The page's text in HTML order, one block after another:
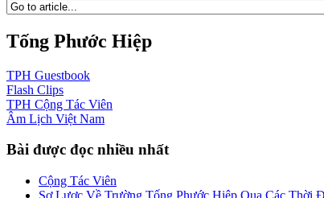
Tống Phước Hiệp
TPH Guestbook
Flash Clips
TPH Cộng Tác Viên
Âm Lịch Việt Nam
Bài được đọc nhiều nhất
Cộng Tác Viên
Sơ Lược Về Trường Tống Phước Hiệp Qua Các Thời